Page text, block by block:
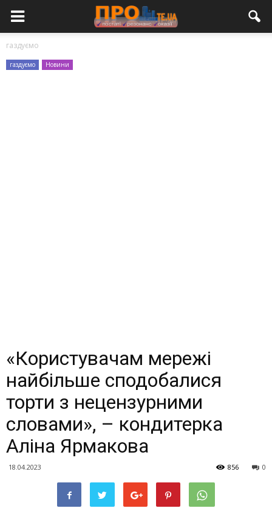
газдуємо
газдуємо Новини
«Користувачам мережі
найбільше сподобалися
торти з нецензурними
словами», – кондитерка
Аліна Ярмакова
18.04.2023 0
856